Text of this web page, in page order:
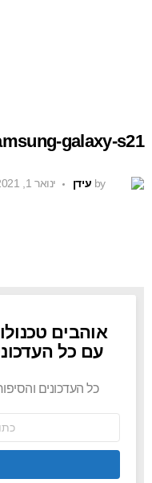
galaxy-s21
by עידן ינואר 1, 2021, 12:06 pm
NEWSLETTER
אוהבים
עם כל
כל העדכונים